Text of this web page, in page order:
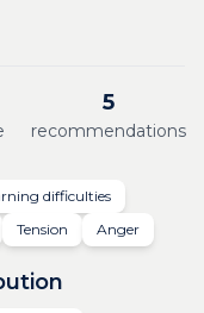
5
recommendations
difficulties
Tension Anger